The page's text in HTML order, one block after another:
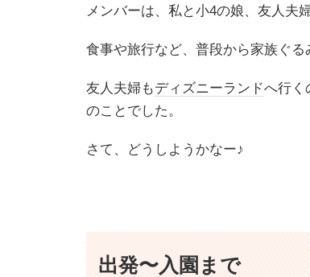
メンバーは、私と小4の娘、友人夫
食事や旅行など、普段から家族ぐ
友人夫婦もディズニーランドへ行く
のことでした。
さて、どうしようかなー♪
出発〜入園まで